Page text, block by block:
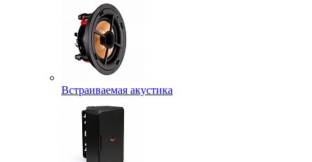
Встраиваемая акустика